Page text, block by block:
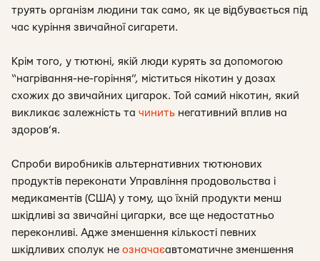
труять організм людини так само, як це відбувається під
час куріння звичайної сигарети.
Крім того, у тютюні, якій люди курять за допомогою
“нагрівання-не-горіння”, міститься нікотин у дозах
схожих до звичайних цигарок. Той самий нікотин, який
викликає залежність та чинить негативний вплив на
здоров’я.
Спроби виробників альтернативних тютюнових
продуктів переконати Управління продовольства і
медикаментів (США) у тому, що їхній продукти менш
шкідливі за звичайні цигарки, все ще недостатньо
переконливі. Адже зменшення кількості певних
шкідливих сполук не означаєавтоматичне зменшення